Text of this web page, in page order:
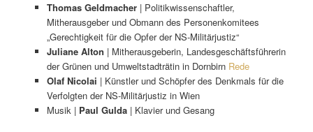
Thomas Geldmacher| Politikwissenschaftler,
Mitherausgeber und Obmann des Personenkomitees
„Gerechtigkeit für die Opfer der NS-Militärjustiz“
Juliane Alton | Mitherausgeberin, Landesgeschäftsführerin
der Grünen und Umweltstadträtin in Dornbirn Rede
Olaf Nicolai | Künstler und Schöpfer des Denkmals für die
Verfolgten der NS-Militärjustiz in Wien
Musik | Paul Gulda| Klavier und Gesang